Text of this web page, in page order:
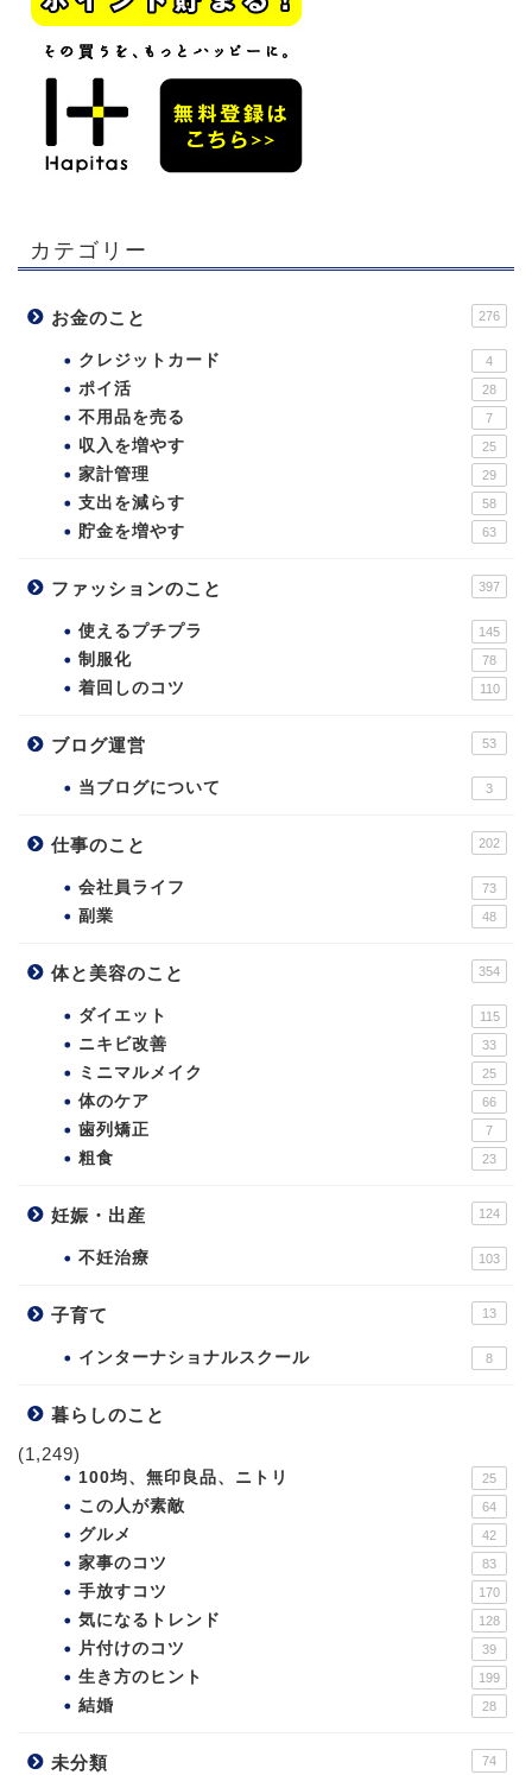
カテゴリー
お金のこと 276
クレジットカード 4
ポイ活 28
不用品を売る 7
収入を増やす 25
家計管理 29
支出を減らす 58
貯金を増やす 63
ファッションのこと 397
使えるプチプラ 145
制服化 78
着回しのコツ 110
ブログ運営 53
当ブログについて 3
仕事のこと 202
会社員ライフ 73
副業 48
体と美容のこと 354
ダイエット 115
ニキビ改善 33
ミニマルメイク 25
体のケア 66
歯列矯正 7
粗食 23
妊娠・出産 124
不妊治療 103
子育て 13
インターナショナルスクール 8
暮らしのこと
(1,249)
100均、無印良品、ニトリ 25
この人が素敵 64
グルメ 42
家事のコツ 83
手放すコツ 170
気になるトレンド 128
片付けのコツ 39
生き方のヒント 199
結婚 28
未分類 74